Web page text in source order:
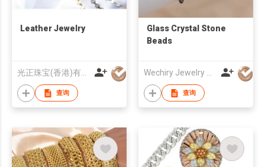
Leather Jewelry
光正珠宝(香港)有限公司
查询
Glass Crystal Stone
Beads
Wechiry Jewelry Co.,LTd
查询